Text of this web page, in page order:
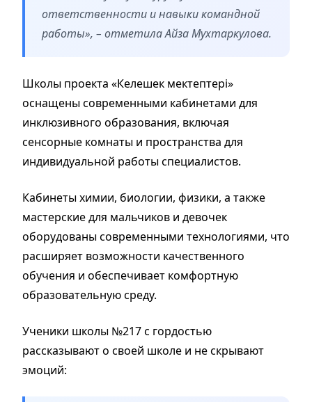
ответственности и навыки командной
работы», – отметила Айза Мухтаркулова.
Школы проекта «Келешек мектептері»
оснащены современными кабинетами для
инклюзивного образования, включая
сенсорные комнаты и пространства для
индивидуальной работы специалистов.
Кабинеты химии, биологии, физики, а также
мастерские для мальчиков и девочек
оборудованы современными технологиями, что
расширяет возможности качественного
обучения и обеспечивает комфортную
образовательную среду.
Ученики школы №217 с гордостью
рассказывают о своей школе и не скрывают
эмоций: